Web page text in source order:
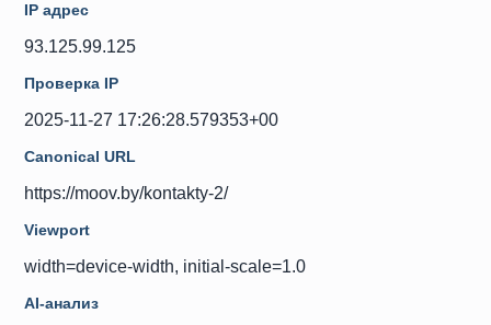
IP адрес
93.125.99.125
Проверка IP
2025-11-27 17:26:28.579353+00
Canonical URL
https://moov.by/kontakty-2/
Viewport
width=device-width, initial-scale=1.0
AI-анализ